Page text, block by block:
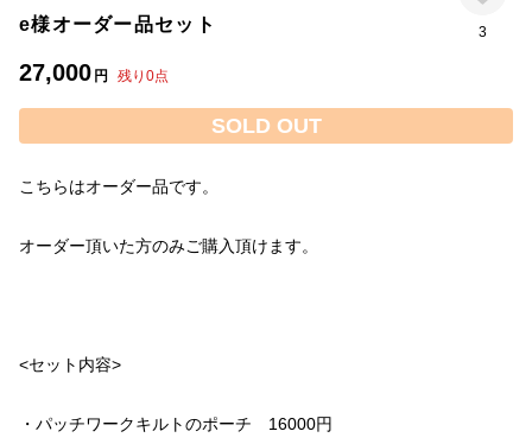
e様オーダー品セット
27,000 円 残り 0点
3
SOLD OUT
・パッチワークキルトのポーチ　16000円